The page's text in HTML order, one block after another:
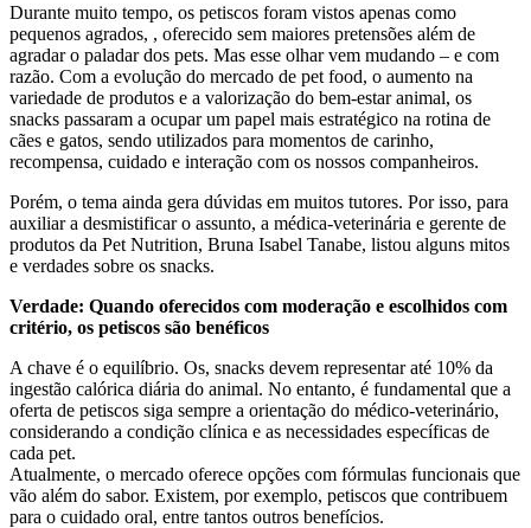
Durante muito tempo, os petiscos foram vistos apenas como
pequenos agrados, , oferecido sem maiores pretensões além de
agradar o paladar dos pets. Mas esse olhar vem mudando – e com
razão. Com a evolução do mercado de pet food, o aumento na
variedade de produtos e a valorização do bem-estar animal, os
snacks passaram a ocupar um papel mais estratégico na rotina de
cães e gatos, sendo utilizados para momentos de carinho,
recompensa, cuidado e interação com os nossos companheiros.
Porém, o tema ainda gera dúvidas em muitos tutores. Por isso, para
auxiliar a desmistificar o assunto, a médica-veterinária e gerente de
produtos da Pet Nutrition, Bruna Isabel Tanabe, listou alguns mitos
e verdades sobre os snacks.
Verdade: Quando oferecidos com moderação e escolhidos com
critério, os petiscos são benéficos
A chave é o equilíbrio. Os, snacks devem representar até 10% da
ingestão calórica diária do animal. No entanto, é fundamental que a
oferta de petiscos siga sempre a orientação do médico-veterinário,
considerando a condição clínica e as necessidades específicas de
cada pet.
Atualmente, o mercado oferece opções com fórmulas funcionais que
vão além do sabor. Existem, por exemplo, petiscos que contribuem
para o cuidado oral, entre tantos outros benefícios.